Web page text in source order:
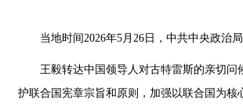
当地时间2026年5月26日，中共中央政治
王毅转达中国领导人对古特雷斯的亲切
护联合国宪章宗旨和原则，加强以联合国为